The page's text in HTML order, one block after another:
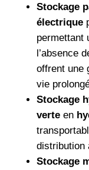
Stockage
électrique
permettant
l’absence
offrent une
vie
Stockage
verteen
distribution
Stockage